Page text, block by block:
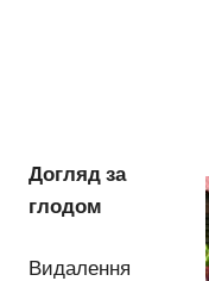
Догляд за
глодом
Видалення